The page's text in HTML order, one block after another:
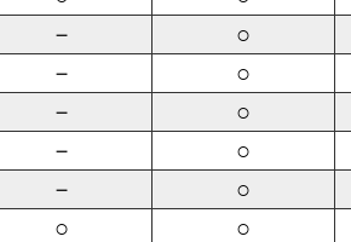
－ ○
－ ○
－ ○
－ ○
－ ○
○ ○